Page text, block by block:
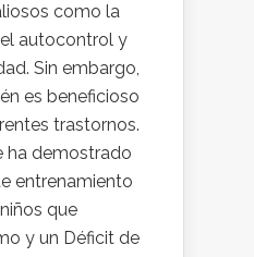
como la
autocontrol y
Sin embargo,
es beneficioso
trastornos.
ha demostrado
entrenamiento
que
y un Déficit de